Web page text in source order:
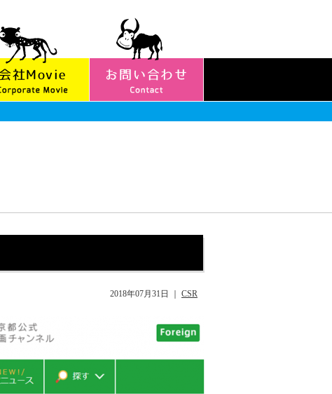
2018年07月31日 CSR